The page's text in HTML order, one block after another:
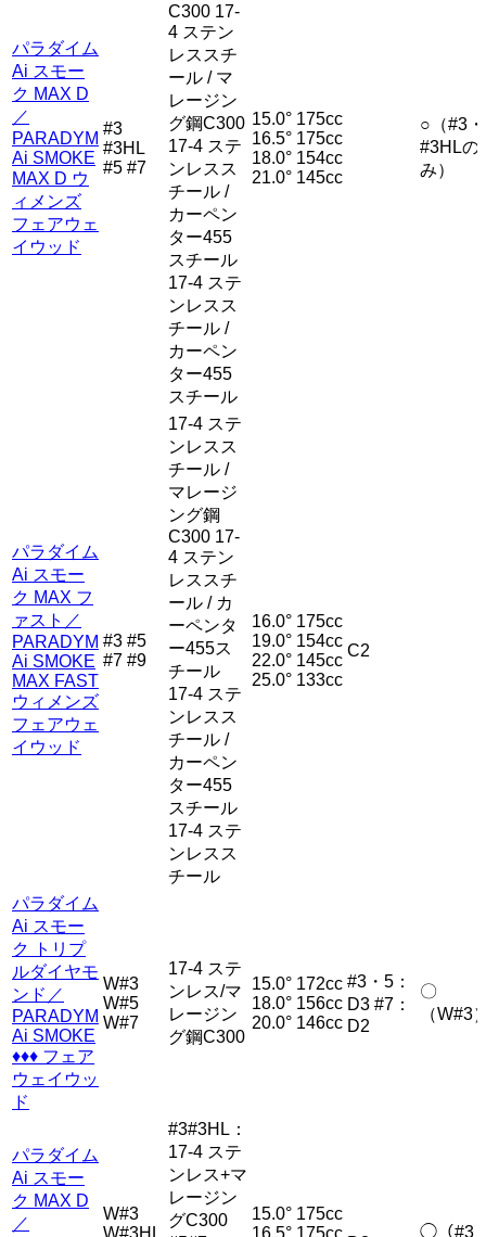
パラダイム
Ai スモー
ク MAX D
／
PARADYM
Ai SMOKE
MAX D ウ
ィメンズ
フェアウェ
イウッド
#3
#3HL
#5 #7
C300 17-
4 ステン
レススチ
ール / マ
レージン
グ鋼C300
17-4 ステ
ンレスス
チール /
カーペン
ター455
スチール
17-4 ステ
ンレスス
チール /
カーペン
ター455
スチール
15.0°
16.5°
18.0°
21.0°
175cc
175cc
154cc
145cc
○（#3・
#3HLの
み）
パラダイム
Ai スモー
ク MAX フ
ァスト／
PARADYM
Ai SMOKE
MAX FAST
ウィメンズ
フェアウェ
イウッド
#3 #5
#7 #9
17-4 ステ
ンレスス
チール /
マレージ
ング鋼
C300 17-
4 ステン
レススチ
ール / カ
ーペンタ
ー455ス
チール
17-4 ステ
ンレスス
チール /
カーペン
ター455
スチール
17-4 ステ
ンレスス
チール
16.0°
19.0°
22.0°
25.0°
175cc
154cc
145cc
133cc
C2
パラダイム
Ai スモー
ク トリプ
ルダイヤモ
ンド／
PARADYM
Ai SMOKE
♦♦♦ フェア
ウェイウッ
ド
W#3
W#5
W#7
17-4 ステ
ンレス/マ
レージン
グ鋼C300
15.0°
18.0°
20.0°
172cc
156cc
146cc
#3・5：
D3 #7：
D2
〇
（W#3
パラダイム
Ai スモー
ク MAX D
／
W#3
W#3HL
#3#3HL：
17-4 ステ
ンレス+マ
レージン
グC300
15.0°
16.5°
175cc
175cc
◯（#3